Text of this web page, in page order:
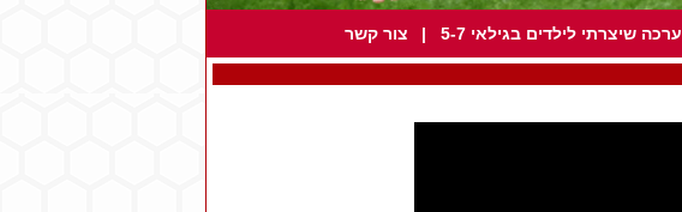
ערכה שיצרתי לילדים בגילאי 5-7 | צור קשר